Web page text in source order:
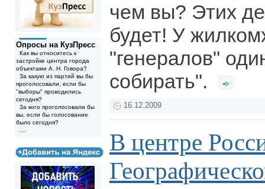
Опросы на КузПресс
Как вы относитесь к
застройке центра города
объектами А. Н. Говора?
За какую из партий вы бы
проголосовали, если бы
"выборы" проводились
сегодня?
За кого проголосовали бы
вы, если бы голосование
было сегодня?
чем вы? Этих
будет! У
"генералов"
собирать".
16.12.2009
В центре